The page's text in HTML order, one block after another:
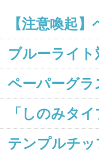
【注意喚起
ブルーライ
ペーパーグラ
「しのみタ
テンプルチ